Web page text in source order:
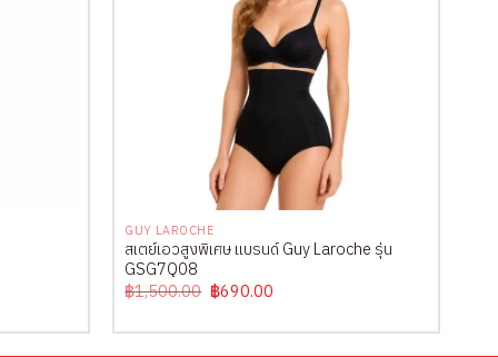
GUY LAROCHE
สเตย์เอวสูงพิเศษ แบรนด์ Guy Laroche รุ่น
GSG7Q08
฿1,500.00 Original
price
฿1,500.00.
฿690.00Current
฿690.00.